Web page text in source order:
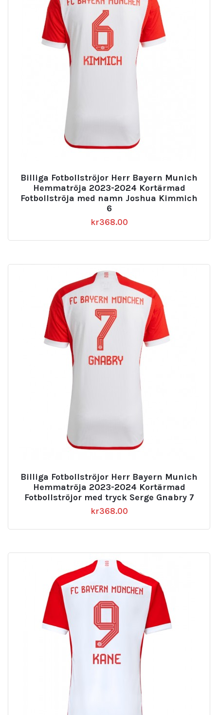
Billiga Fotbollströjor Herr Bayern Munich
Hemmatröja 2023-2024 Kortärmad
Fotbollströja med namn Joshua Kimmich
6
kr368.00
Billiga Fotbollströjor Herr Bayern Munich
Hemmatröja 2023-2024 Kortärmad
Fotbollströjor med tryck Serge Gnabry 7
kr368.00